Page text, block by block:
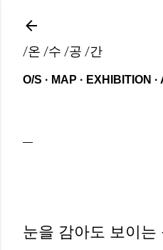
/온 /수 /공 /간
O/S MAP EXHIBITION
눈을 감아도 보이는